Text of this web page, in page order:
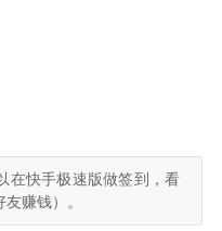
在快手极速版做签到，看
赚钱）。